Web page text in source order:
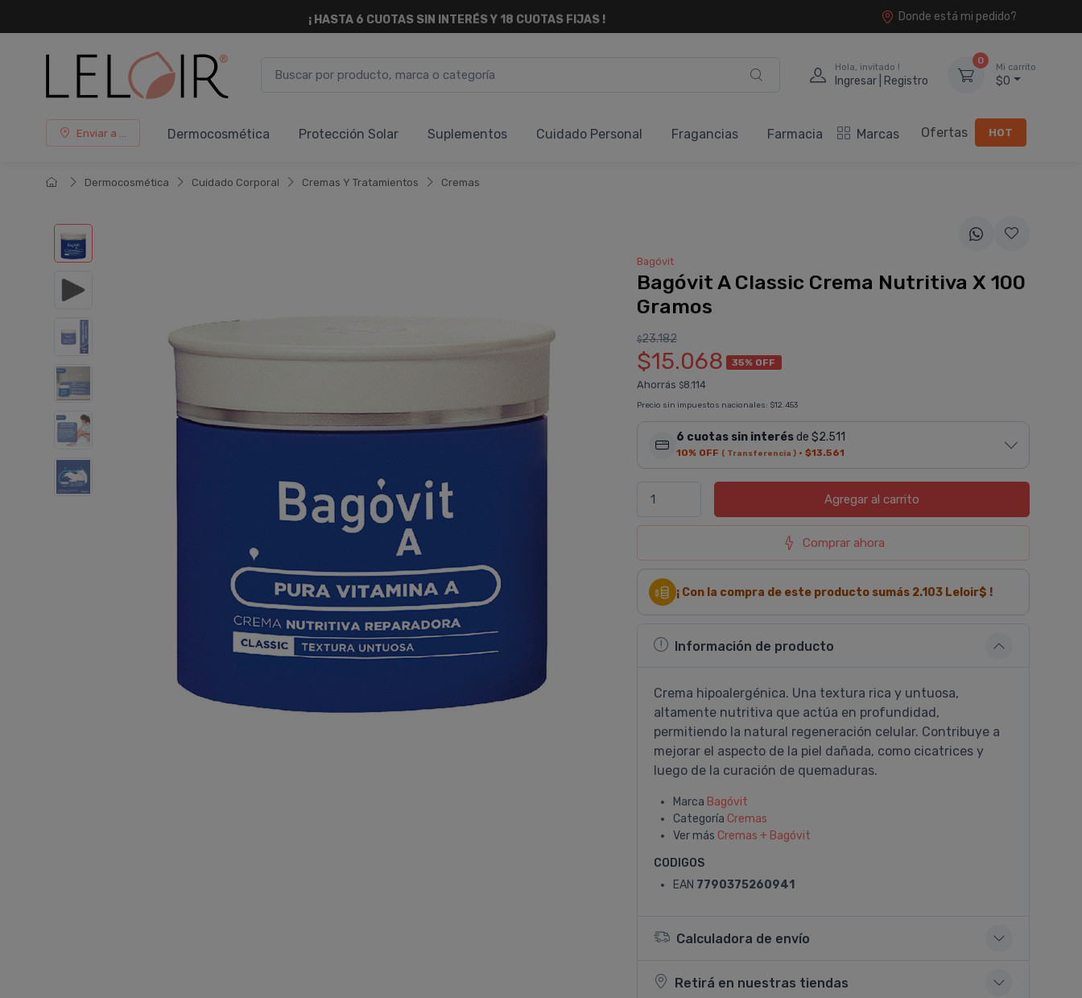
¡ HASTA 6 CUOTAS SIN INTERÉSY 18 CUOTAS FIJAS ! Donde está mi pedido?
Hola, invitado !
Ingresar | Registro
0
Mi carrito
$0
Enviar a ... Dermocosmética Protección Solar Suplementos Cuidado Personal Fragancias Farmacia Marcas Ofertas HOT
Dermocosmética Cuidado Corporal Cremas Y Tratamientos Cremas
Bagóvit
Bagóvit A Classic Crema Nutritiva X 100
Gramos
$23.182
$15.068 35% OFF
Ahorrás $8.114
Precio sin impuestos nacionales: $12.453
6 cuotas sin interésde $2.511
10% OFF ( Transferencia )· $13.561
Agregaral carrito
Comprar ahora
¡ Con la compra de este producto sumás 2.103Leloir$ !
Información de producto
Crema hipoalergénica. Una textura rica y untuosa,
altamente nutritiva que actúa en profundidad,
permitiendo la natural regeneración celular. Contribuye a
mejorar el aspecto de la piel dañada, como cicatrices y
luego de la curación de quemaduras.
Marca Bagóvit
Categoría Cremas
Ver más Cremas + Bagóvit
CODIGOS
EAN 7790375260941
Calculadora de envío
Retirá en nuestras tiendas